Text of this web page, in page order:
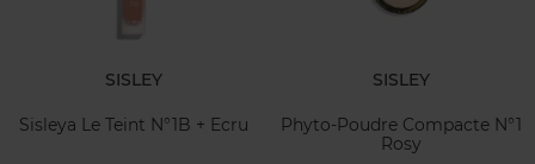
SISLEY
Sisleya Le Teint N°1B + Ecru
SISLEY
Phyto-Poudre Compacte N°1
Rosy